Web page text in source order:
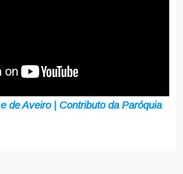
de Aveiro | Contributo da Paróquia